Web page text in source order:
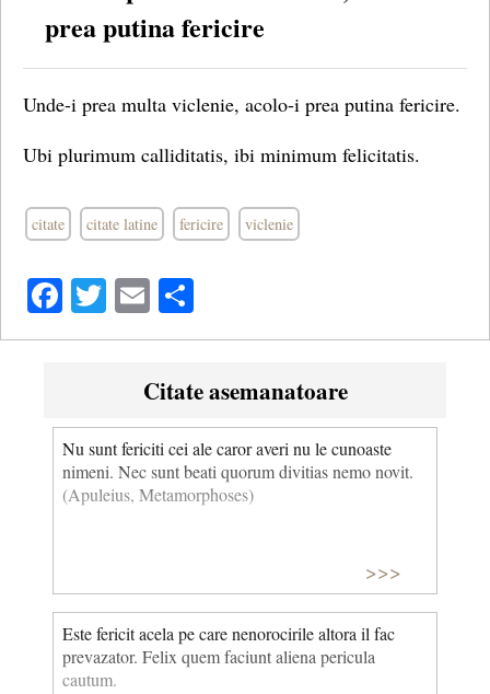
prea putina fericire
Unde-i prea multa viclenie, acolo-i prea putina fericire.
Ubi plurimum calliditatis, ibi minimum felicitatis.
citate citate latine fericire viclenie
Facebook
Twitter
Email
Citate asemanatoare
Nu sunt fericiti cei ale caror averi nu le cunoaste
nimeni. Nec sunt beati quorum divitias nemo novit.
(Apuleius, Metamorphoses)
>>>
Este fericit acela pe care nenorocirile altora il fac
prevazator. Felix quem faciunt aliena pericula
cautum.